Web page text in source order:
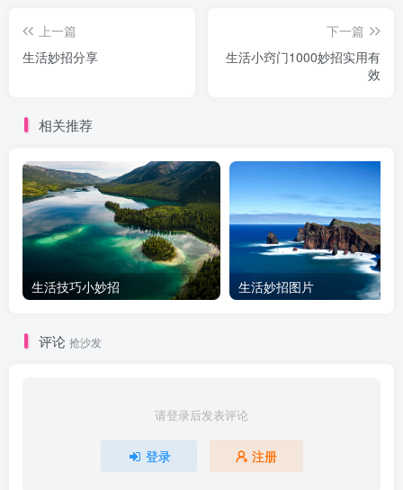
上一篇
生活妙招分享
下一篇
生活小窍门1000妙招实用有
效
相关推荐
生活技巧小妙招 生活妙招图片
评论 抢沙发
请登录后发表评论
登录 注册